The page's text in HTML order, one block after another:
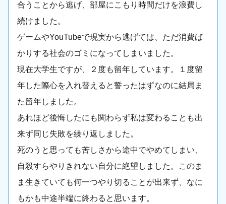
合うことから逃げ、部屋にこもり時間だけを浪費し
続けました。
ゲームやYouTubeで現実から逃げては、ただ消費ば
かりする社会のゴミになってしまいました。
現在大学生ですが、２度も留年しています。１度留
年した際心を入れ替えると誓ったはずなのに結局ま
た留年しました。
あれほど後悔したにも関わらず私は変わることも出
来ず同じ失敗を繰り返しました。
死のうと思っても苦しさから途中でやめてしまい、
自殺すらやりきれない自分に絶望しました。このま
ま生きていても何一つやり切ることが出来ず、なに
もかも中途半端に終わると思います。